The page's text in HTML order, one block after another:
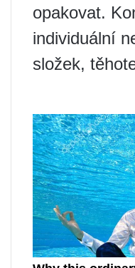
opakovat.
individuální
složek,